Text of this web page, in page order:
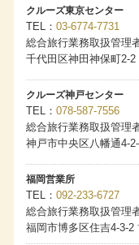
お一人様分の旅
客室番号のご希望
・ペントハウス
ズにてフルクル
お預かりします。
ーズ（全区間）
す。
・ご希望がある
店へお申し出く
最終確定します
・客室番号のご
イント）』もし
す。
コネクティング
・コネクティン
社および販売店
ない場合もござ
クルーズ東京センター
TEL
03-6774-7731
総合旅行業務取扱管理
千代田区神田神保町2-
クルーズ神戸センター
TEL
078-587-7556
総合旅行業務取扱管理
神戸市中央区八幡通4-
福岡営業所
TEL
092-233-6727
総合旅行業務取扱管理
福岡市博多区住吉4-3-2